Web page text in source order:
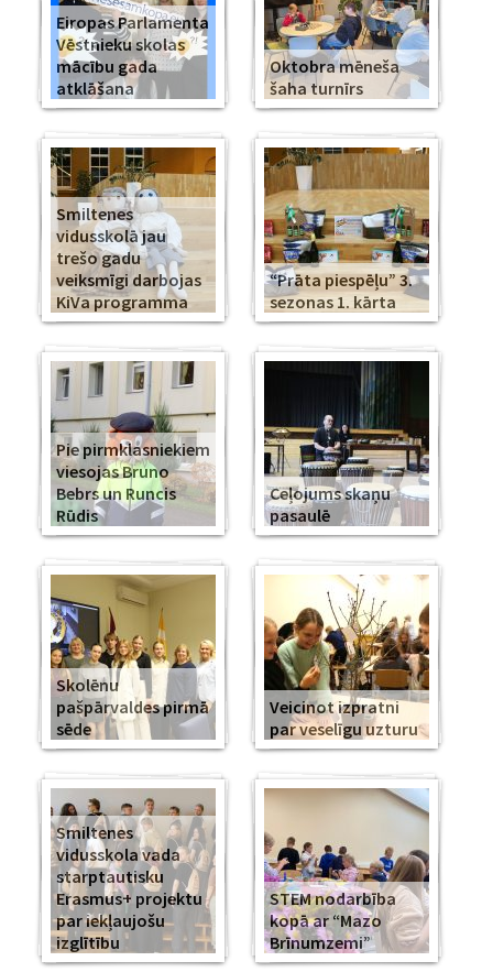
Eiropas Parlamenta
Vēstnieku skolas
mācību gada
atklāšana
Oktobra mēneša
šaha turnīrs
Smiltenes
vidusskolā jau
trešo gadu
veiksmīgi darbojas
KiVa programma
“Prāta piespēļu” 3.
sezonas 1. kārta
Pie pirmklasniekiem
viesojas Bruno
Bebrs un Runcis
Rūdis
Ceļojums skaņu
pasaulē
Skolēnu
pašpārvaldes pirmā
sēde
Veicinot izpratni
par veselīgu uzturu
Smiltenes
vidusskola vada
starptautisku
Erasmus+ projektu
par iekļaujošu
izglītību
STEM nodarbība
kopā ar “Mazo
Brīnumzemi”